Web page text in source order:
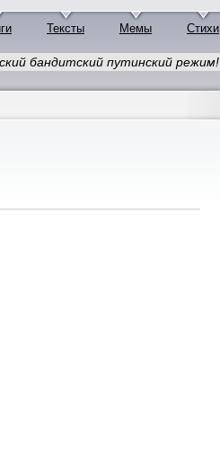
Тексты Мемы Стихи
бандитский путинский режим!